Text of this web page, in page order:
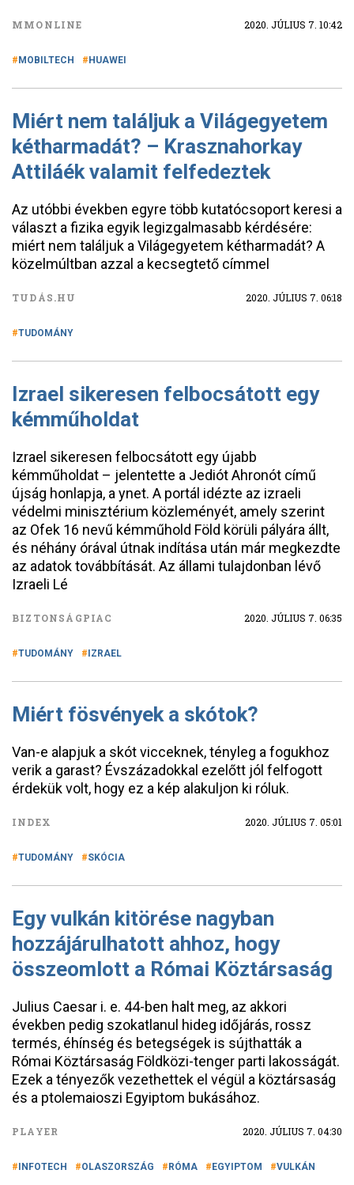
MMONLINE 2020. JÚLIUS 7. 10:42
MOBILTECH HUAWEI
Miért nem találjuk a Világegyetem
kétharmadát? – Krasznahorkay
Attiláék valamit felfedeztek
Az utóbbi években egyre több kutatócsoport keresi a
választ a fizika egyik legizgalmasabb kérdésére:
miért nem találjuk a Világegyetem kétharmadát? A
közelmúltban azzal a kecsegtető címmel
TUDÁS.HU 2020. JÚLIUS 7. 06:18
TUDOMÁNY
Izrael sikeresen felbocsátott egy
kémműholdat
Izrael sikeresen felbocsátott egy újabb
kémműholdat – jelentette a Jediót Ahronót című
újság honlapja, a ynet. A portál idézte az izraeli
védelmi minisztérium közleményét, amely szerint
az Ofek 16 nevű kémműhold Föld körüli pályára állt,
és néhány órával útnak indítása után már megkezdte
az adatok továbbítását. Az állami tulajdonban lévő
Izraeli Lé
BIZTONSÁGPIAC 2020. JÚLIUS 7. 06:35
TUDOMÁNY IZRAEL
Miért fösvények a skótok?
Van-e alapjuk a skót vicceknek, tényleg a fogukhoz
verik a garast? Évszázadokkal ezelőtt jól felfogott
érdekük volt, hogy ez a kép alakuljon ki róluk.
INDEX 2020. JÚLIUS 7. 05:01
TUDOMÁNY SKÓCIA
Egy vulkán kitörése nagyban
hozzájárulhatott ahhoz, hogy
összeomlott a Római Köztársaság
Julius Caesar i. e. 44-ben halt meg, az akkori
években pedig szokatlanul hideg időjárás, rossz
termés, éhínség és betegségek is sújthatták a
Római Köztársaság Földközi-tenger parti lakosságát.
Ezek a tényezők vezethettek el végül a köztársaság
és a ptolemaioszi Egyiptom bukásához.
PLAYER 2020. JÚLIUS 7. 04:30
INFOTECH OLASZORSZÁG RÓMA EGYIPTOM VULKÁN